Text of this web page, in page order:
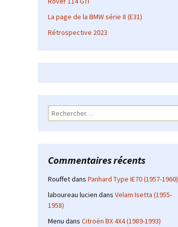
La page de la BMW série 8 (E31)
Rétrospective 2023
Rechercher :
Commentaires récents
Rouffetdans Panhard Type IE70 (1957-1960)
laboureau lucien dans Velam Isetta (1955-
1958)
Menu dans Citroën BX 4X4 (1989-1993)